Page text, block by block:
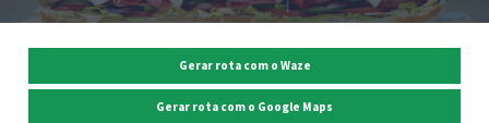
Gerar rota com o Waze
Gerar rota com o Google Maps